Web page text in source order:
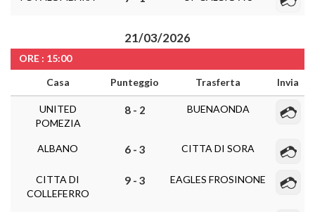
21/03/2026
ORE : 15:00
Casa
Punteggio Trasferta Invia
UNITED
POMEZIA
8 - 2 BUENAONDA
ALBANO 6 - 3 CITTA DI SORA
CITTA DI
COLLEFERRO
9 - 3 EAGLES FROSINONE